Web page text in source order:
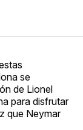
se
de Lionel
para disfrutar
que Neymar